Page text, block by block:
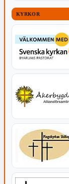
KYRKOR